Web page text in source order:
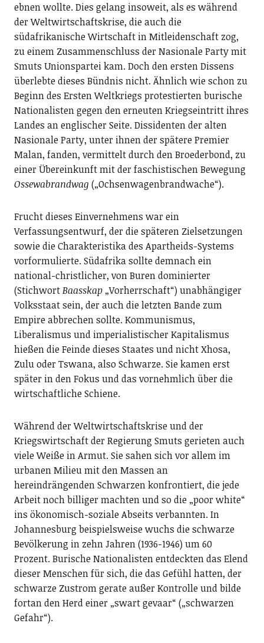
ebnen wollte. Dies gelang insoweit, als es während
der Weltwirtschaftskrise, die auch die
südafrikanische Wirtschaft in Mitleidenschaft zog,
zu einem Zusammenschluss der Nasionale Party mit
Smuts Unionspartei kam. Doch den ersten Dissens
überlebte dieses Bündnis nicht. Ähnlich wie schon zu
Beginn des Ersten Weltkriegs protestierten burische
Nationalisten gegen den erneuten Kriegseintritt ihres
Landes an englischer Seite. Dissidenten der alten
Nasionale Party, unter ihnen der spätere Premier
Malan, fanden, vermittelt durch den Broederbond, zu
einer Übereinkunft mit der faschistischen Bewegung
Ossewabrandwag („Ochsenwagenbrandwache“).
Frucht dieses Einvernehmens war ein
Verfassungsentwurf, der die späteren Zielsetzungen
sowie die Charakteristika des Apartheids-Systems
vorformulierte. Südafrika sollte demnach ein
national-christlicher, von Buren dominierter
(StichwortBaasskap„Vorherrschaft“) unabhängiger
Volksstaat sein, der auch die letzten Bande zum
Empire abbrechen sollte. Kommunismus,
Liberalismus und imperialistischer Kapitalismus
hießen die Feinde dieses Staates und nicht Xhosa,
Zulu oder Tswana, also Schwarze. Sie kamen erst
später in den Fokus und das vornehmlich über die
wirtschaftliche Schiene.
Während der Weltwirtschaftskrise und der
Kriegswirtschaft der Regierung Smuts gerieten auch
viele Weiße in Armut. Sie sahen sich vor allem im
urbanen Milieu mit den Massen an
hereindrängenden Schwarzen konfrontiert, die jede
Arbeit noch billiger machten und so die „poor white“
ins ökonomisch-soziale Abseits verbannten. In
Johannesburg beispielsweise wuchs die schwarze
Bevölkerung in zehn Jahren (1936-1946) um 60
Prozent. Burische Nationalisten entdeckten das Elend
dieser Menschen für sich, die das Gefühl hatten, der
schwarze Zustrom gerate außer Kontrolle und bilde
fortan den Herd einer „swart gevaar“ („schwarzen
Gefahr“).